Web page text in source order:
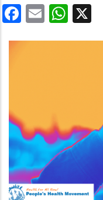
Facebook
Email